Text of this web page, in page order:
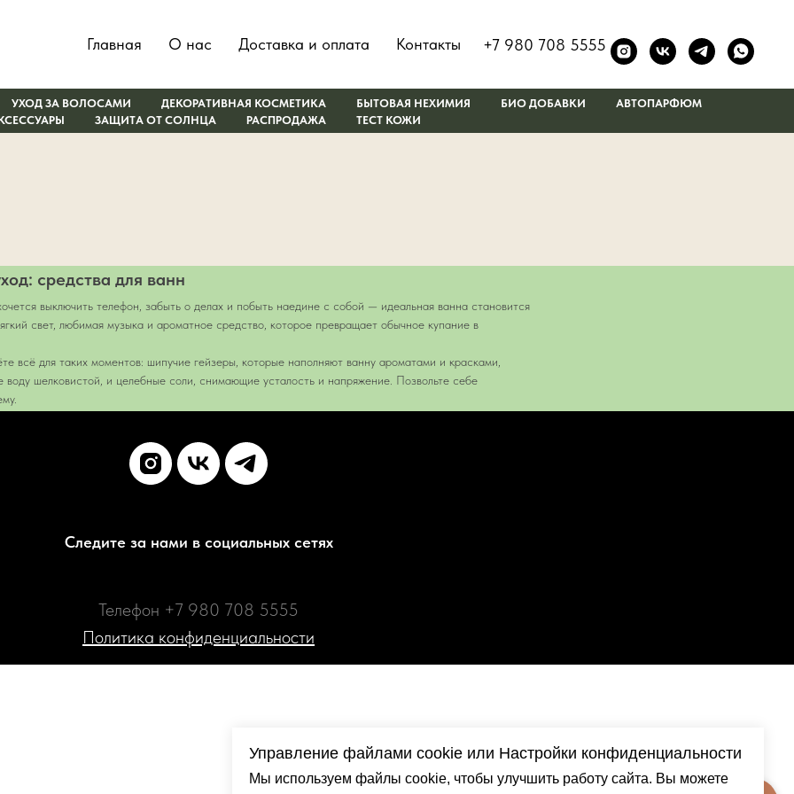
Главная О нас Доставка и оплата Контакты +7 980 708 5555
УХОД ЗА ВОЛОСАМИ ДЕКОРАТИВНАЯ КОСМЕТИКА БЫТОВАЯ НЕХИМИЯ БИО ДОБАВКИ
АВТОПАРФЮМ
ЗАЩИТА ОТ СОЛНЦА РАСПРОДАЖА ТЕСТ КОЖИ
средства для ванн
выключить телефон, забыть о делах и побыть наедине с собой — идеальная ванна становится
свет, любимая музыка и ароматное средство, которое превращает обычное купание в
всё для таких моментов: шипучие гейзеры, которые наполняют ванну ароматами и красками,
шелковистой, и целебные соли, снимающие усталость и напряжение. Позвольте себе
Следите за нами в социальных сетях
Телефон +7 980 708 5555
Политика конфиденциальности
Управление файлами cookie или Настройки конфиденциальности
Мы используем файлы cookie, чтобы улучшить работу сайта. Вы можете